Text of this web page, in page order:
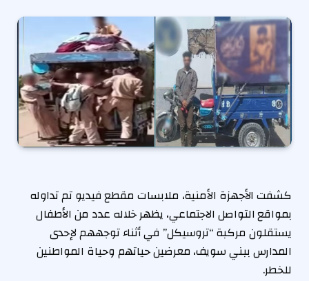
كشفت الأجهزة الأمنية، ملابسات مقطع فيديو تم تداوله
بمواقع التواصل الاجتماعي، يظهر خلاله عدد من الأطفال
يستقلون مركبة “تروسيكل” في أثناء توجههم لإحدى
المدارس ببني سويف، معرضين حياتهم وحياة المواطنين
للخطر.